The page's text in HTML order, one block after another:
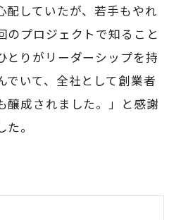
配していたが、若手もやれ
のプロジェクトで知ること
とりがリーダーシップを持
でいて、全社として創業者
醸成されました。」と感謝
。